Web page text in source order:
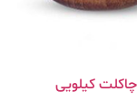
کیلویی